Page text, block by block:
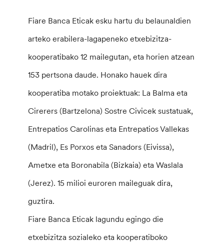
Fiare Banca Eticak esku hartu du belaunaldien
arteko erabilera-lagapeneko etxebizitza-
kooperatibako 12 mailegutan, eta horien atzean
153 pertsona daude. Honako hauek dira
kooperatiba motako proiektuak: La Balma eta
Cirerers (Bartzelona) Sostre Civicek sustatuak,
Entrepatios Carolinas eta Entrepatios Vallekas
(Madril), Es Porxos eta Sanadors (Eivissa),
Ametxe eta Boronabila (Bizkaia) eta Waslala
(Jerez). 15 milioi euroren maileguak dira,
guztira.
Fiare Banca Eticak lagundu egingo die
etxebizitza sozialeko eta kooperatiboko